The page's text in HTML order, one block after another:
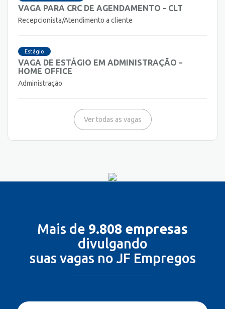
VAGA PARA CRC DE AGENDAMENTO - CLT
Recepcionista/Atendimento a cliente
Estágio
VAGA DE ESTÁGIO EM ADMINISTRAÇÃO -
HOME OFFICE
Administração
Ver todas as vagas
Mais de 9.808 empresas
divulgando
suas vagas no JF Empregos